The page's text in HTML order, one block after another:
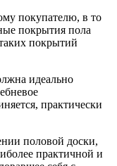
покупателю, в то
покрытия пола
покрытий
идеально
практически
половой доски,
практичной и